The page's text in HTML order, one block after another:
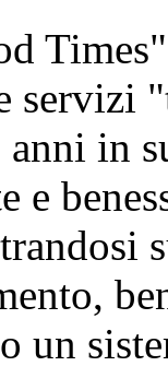
servizi
in
e
un